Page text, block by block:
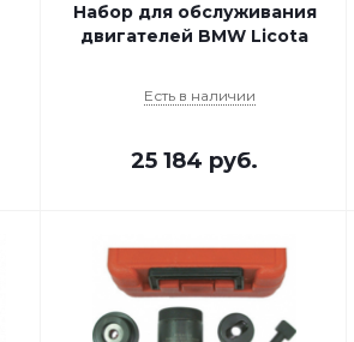
Набор для обслуживания
двигателей BMW Licota
Есть в наличии
25 184 руб.